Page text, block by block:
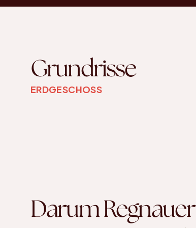
Grundrisse
ERDGESCHOSS
Darum Regnauer